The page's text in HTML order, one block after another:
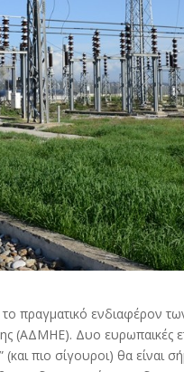
πραγματικό ενδιαφέρον
(ΑΔΜΗΕ). Δυο ευρωπαικές
πιο σίγουροι) θα είναι